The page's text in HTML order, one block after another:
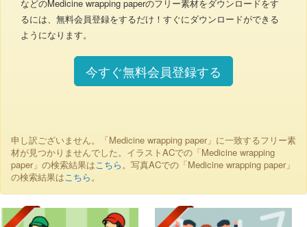
などのMedicine wrapping paperのフリー素材をダウンロードをす
るには、無料会員登録をするだけ！すぐにダウンロードができる
ようになります。
今すぐ無料会員登録する
申し訳ございません。「Medicine wrapping paper」に一致するフリー素
材が見つかりませんでした。イラストACでの「Medicine wrapping
paper」の検索結果はこちら。写真ACでの「Medicine wrapping paper」
の検索結果はこちら。